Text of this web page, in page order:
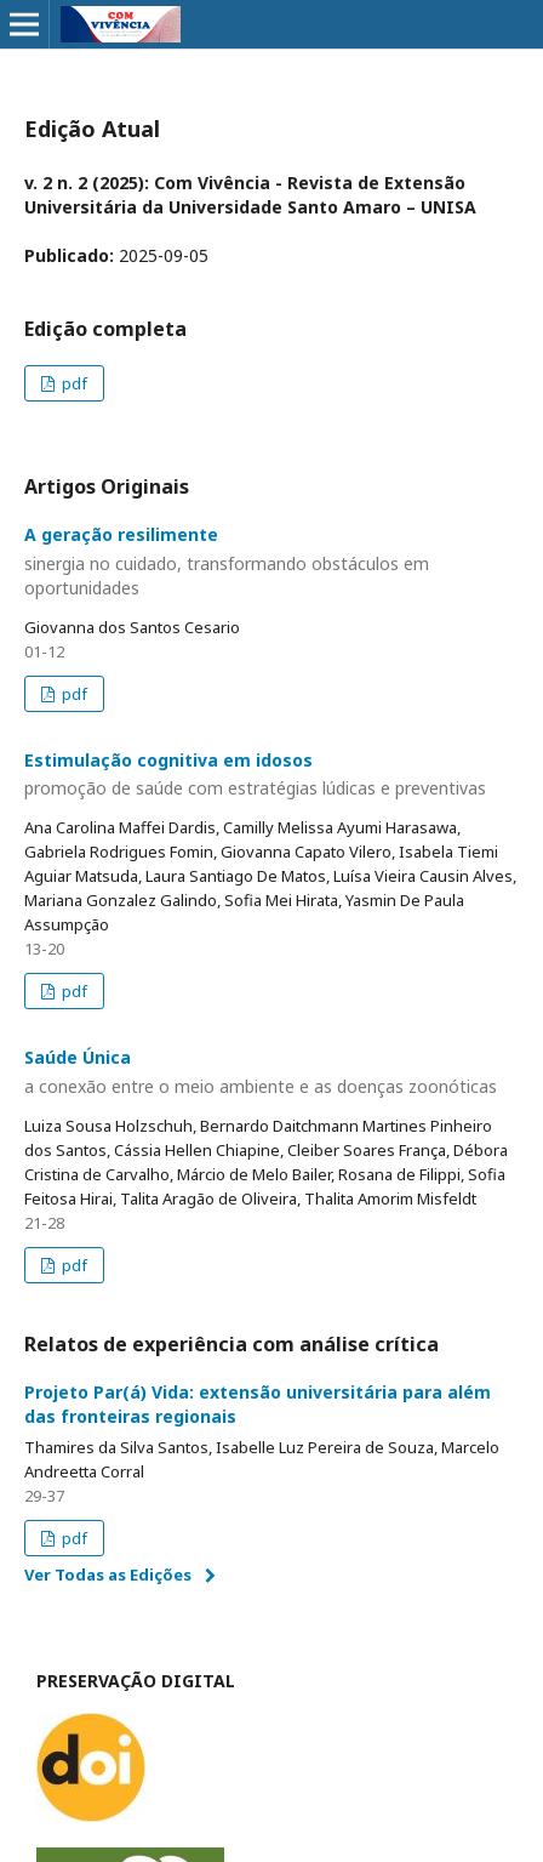
Edição Atual
v. 2 n. 2 (2025): Com Vivência - Revista de Extensão
Universitária da Universidade Santo Amaro – UNISA
Publicado: 2025-09-05
Edição completa
pdf
Artigos Originais
A geração resilimente
sinergia no cuidado, transformando obstáculos em
oportunidades
Giovanna dos Santos Cesario
01-12
pdf
Estimulação cognitiva em idosos
promoção de saúde com estratégias lúdicas e preventivas
Ana Carolina Maffei Dardis, Camilly Melissa Ayumi Harasawa,
Gabriela Rodrigues Fomin, Giovanna Capato Vilero, Isabela Tiemi
Aguiar Matsuda, Laura Santiago De Matos, Luísa Vieira Causin Alves,
Mariana Gonzalez Galindo, Sofia Mei Hirata, Yasmin De Paula
Assumpção
13-20
pdf
Saúde Única
a conexão entre o meio ambiente e as doenças zoonóticas
Luiza Sousa Holzschuh, Bernardo Daitchmann Martines Pinheiro
dos Santos, Cássia Hellen Chiapine, Cleiber Soares França, Débora
Cristina de Carvalho, Márcio de Melo Bailer, Rosana de Filippi, Sofia
Feitosa Hirai, Talita Aragão de Oliveira, Thalita Amorim Misfeldt
21-28
pdf
Relatos de experiência com análise crítica
Projeto Par(á) Vida: extensão universitária para além
das fronteiras regionais
Thamires da Silva Santos, Isabelle Luz Pereira de Souza, Marcelo
Andreetta Corral
29-37
pdf
Ver Todas as Edições
PRESERVAÇÃO DIGITAL